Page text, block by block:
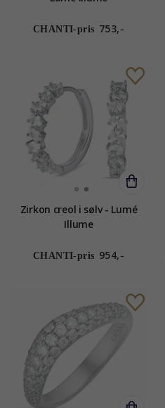
CHANTI-pris 753,-
Zirkon creol i sølv - Lumé
Illume
CHANTI-pris 954,-